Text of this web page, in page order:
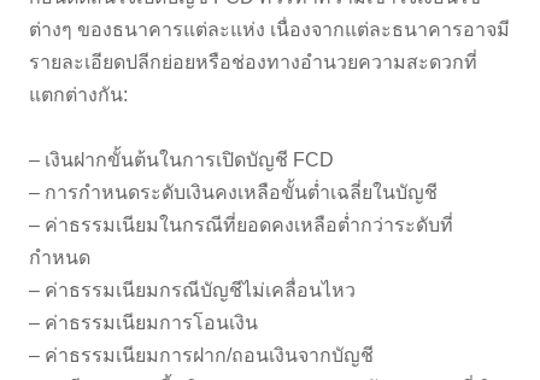
ต่างๆ ของธนาคารแต่ละแห่ง เนื่องจากแต่ละธนาคารอาจมี
รายละเอียดปลีกย่อยหรือช่องทางอำนวยความสะดวกที่
แตกต่างกัน:
– เงินฝากขั้นต้นในการเปิดบัญชี FCD
– การกำหนดระดับเงินคงเหลือขั้นต่ำเฉลี่ยในบัญชี
– ค่าธรรมเนียมในกรณีที่ยอดคงเหลือต่ำกว่าระดับที่
กำหนด
– ค่าธรรมเนียมกรณีบัญชีไม่เคลื่อนไหว
– ค่าธรรมเนียมการโอนเงิน
– ค่าธรรมเนียมการฝาก/ถอนเงินจากบัญชี